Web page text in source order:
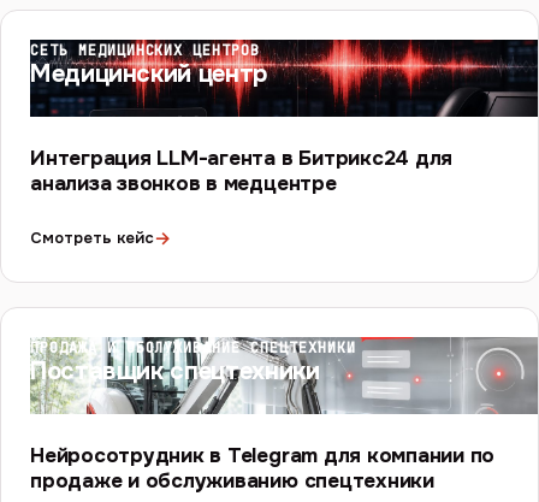
СЕТЬ МЕДИЦИНСКИХ ЦЕНТРОВ
Медицинский центр
Интеграция LLM-агента в Битрикс24 для
анализа звонков в медцентре
Смотреть кейс→
ПРОДАЖА И ОБСЛУЖИВАНИЕ СПЕЦТЕХНИКИ
Поставщик спецтехники
Нейросотрудник в Telegram для компании по
продаже и обслуживанию спецтехники